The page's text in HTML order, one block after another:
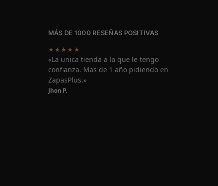
MÁS DE 1000 RESEÑAS POSITIVAS
★★★★★
«La unica tienda a la que le tengo
confianza. Mas de 1 año pidiendo en
ZapasPlus.»
Jhon P.